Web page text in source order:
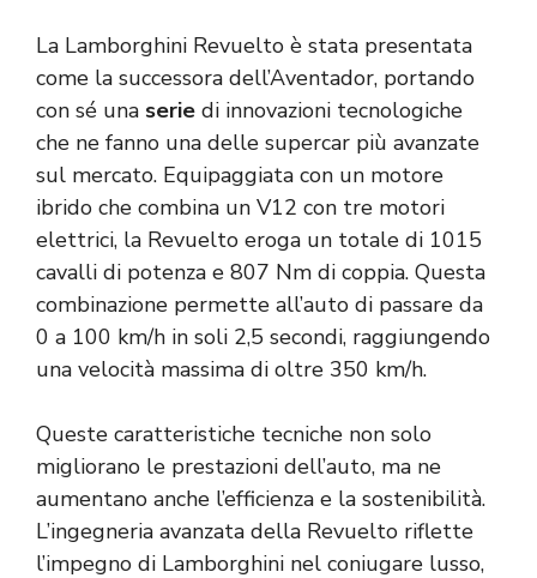
La Lamborghini Revuelto è stata presentata
come la successora dell’Aventador, portando
con sé una serie di innovazioni tecnologiche
che ne fanno una delle supercar più avanzate
sul mercato. Equipaggiata con un motore
ibrido che combina un V12 con tre motori
elettrici, la Revuelto eroga un totale di 1015
cavalli di potenza e 807 Nm di coppia. Questa
combinazione permette all’auto di passare da
0 a 100 km/h in soli 2,5 secondi, raggiungendo
una velocità massima di oltre 350 km/h.
Queste caratteristiche tecniche non solo
migliorano le prestazioni dell’auto, ma ne
aumentano anche l’efficienza e la sostenibilità.
L’ingegneria avanzata della Revuelto riflette
l’impegno di Lamborghini nel coniugare lusso,